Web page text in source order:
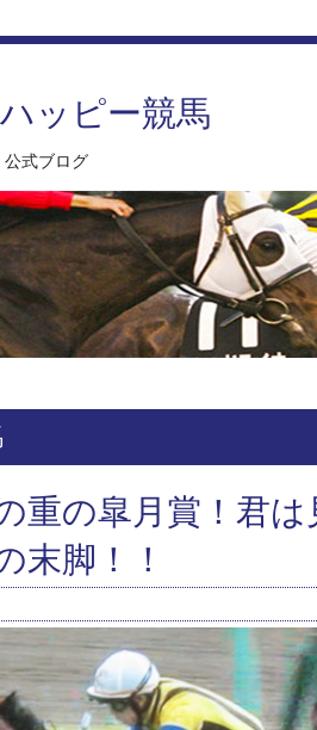
ッピー競馬
式ブログ
重の皐月賞！君は
末脚！！